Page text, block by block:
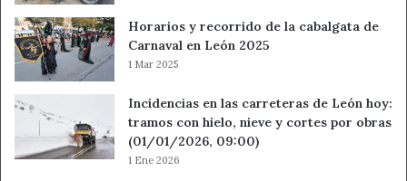
Horarios y recorrido de la cabalgata de
Carnaval en León 2025
1 Mar 2025
Incidencias en las carreteras de León hoy:
tramos con hielo, nieve y cortes por obras
(01/01/2026, 09:00)
1 Ene 2026